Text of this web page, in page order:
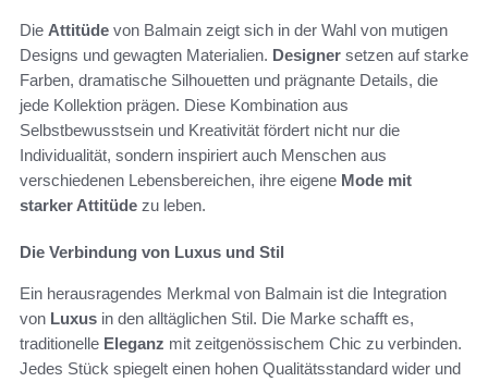
Die Attitüde von Balmain zeigt sich in der Wahl von mutigen
Designs und gewagten Materialien. Designer setzen auf starke
Farben, dramatische Silhouetten und prägnante Details, die
jede Kollektion prägen. Diese Kombination aus
Selbstbewusstsein und Kreativität fördert nicht nur die
Individualität, sondern inspiriert auch Menschen aus
verschiedenen Lebensbereichen, ihre eigene Mode mit
starker Attitüde zu leben.
Die Verbindung von Luxus und Stil
Ein herausragendes Merkmal von Balmain ist die Integration
von Luxus in den alltäglichen Stil. Die Marke schafft es,
traditionelle Eleganz mit zeitgenössischem Chic zu verbinden.
Jedes Stück spiegelt einen hohen Qualitätsstandard wider und